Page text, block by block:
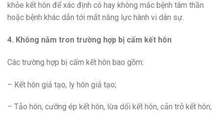
khỏe kết hôn để xác định có hay không mắc bệnh tâm thần
hoặc bệnh khác dẫn tới mất năng lực hành vi dân sự.
4. Không nằm tron trường hợp bị cấm kết hôn
Các trường hợp bị cấm kết hôn bao gồm:
– Kết hôn giả tạo, ly hôn giả tạo;
– Tảo hôn, cưỡng ép kết hôn, lừa dối kết hôn, cản trở kết hôn;